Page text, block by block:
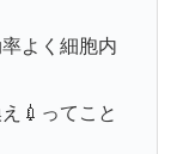
よく細胞内
💉ってこと